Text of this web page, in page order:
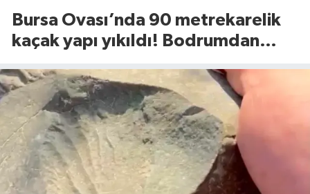
Bursa Ovası’nda 90 metrekarelik
kaçak yapı yıkıldı! Bodrumdan